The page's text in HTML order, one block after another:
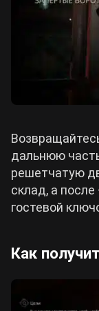
дальнюю
решетчатую
склад, а
гостевой
Как